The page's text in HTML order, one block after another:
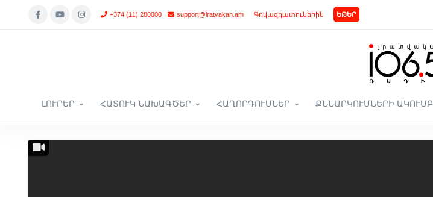
+374 (11) 280000 support@lratvakan.am Գովազդատուներին ԵԹԵՐ
ԼՈՒՐԵՐ ՀԱՏՈՒԿ ՆԱԽԱԳԾԵՐ ՀԱՂՈՐԴՈՒՄՆԵՐ ՔՆՆԱՐԿՈՒՄՆԵՐԻ ԱԿՈՒՄԲ